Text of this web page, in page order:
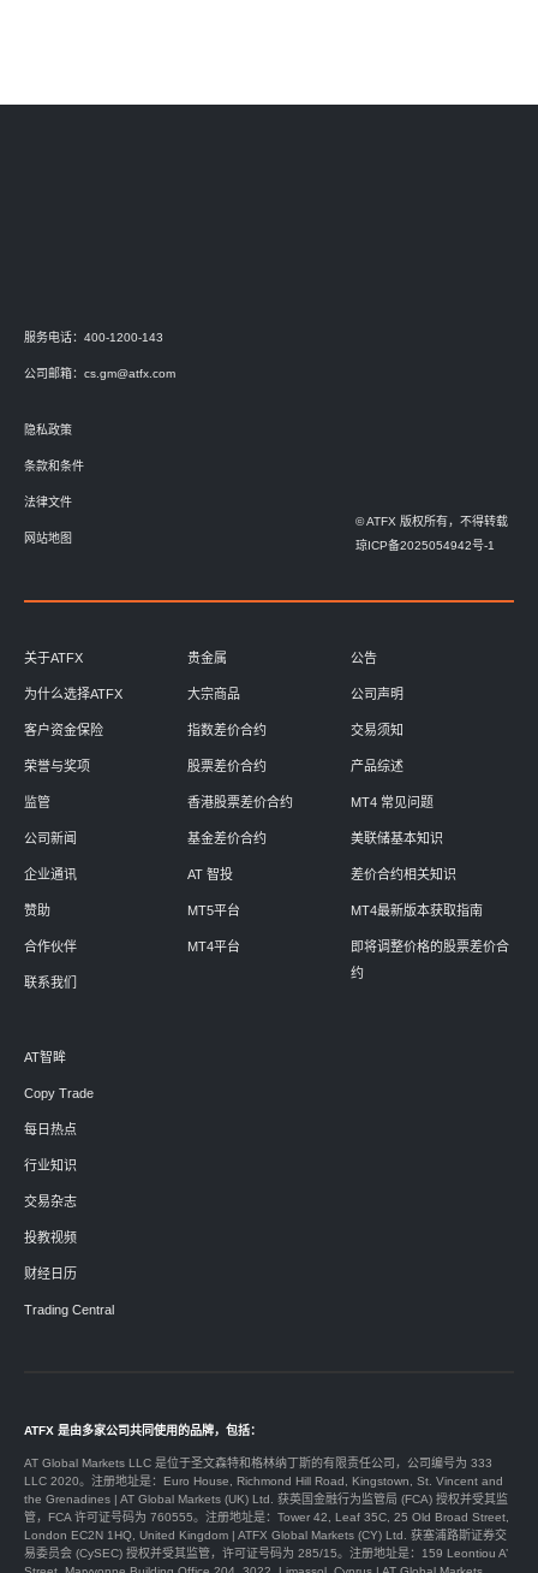
服务电话：400-1200-143
公司邮箱： cs.gm@atfx.com
隐私政策
条款和条件
法律文件
网站地图
© ATFX 版权所有，不得转载
琼ICP备2025054942号-1
关于ATFX
为什么选择ATFX
客户资金保险
荣誉与奖项
监管
公司新闻
企业通讯
赞助
合作伙伴
联系我们
贵金属
大宗商品
指数差价合约
股票差价合约
香港股票差价合约
基金差价合约
AT 智投
MT5平台
MT4平台
公告
公司声明
交易须知
产品综述
MT4 常见问题
美联储基本知识
差价合约相关知识
MT4最新版本获取指南
即将调整价格的股票差价合
约
AT智眸
Copy Trade
每日热点
行业知识
交易杂志
投教视频
财经日历
Trading Central
ATFX 是由多家公司共同使用的品牌，包括：
AT Global Markets LLC 是位于圣文森特和格林纳丁斯的有限责任公司，公司编号为 333
LLC 2020。注册地址是：Euro House, Richmond Hill Road, Kingstown, St. Vincent and
the Grenadines | AT Global Markets (UK) Ltd. 获英国金融行为监管局 (FCA) 授权并受其监
管，FCA 许可证号码为 760555。注册地址是：Tower 42, Leaf 35C, 25 Old Broad Street,
London EC2N 1HQ, United Kingdom | ATFX Global Markets (CY) Ltd. 获塞浦路斯证券交
易委员会 (CySEC) 授权并受其监管，许可证号码为 285/15。注册地址是：159 Leontiou A’